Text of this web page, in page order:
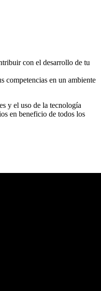
con el desarrollo de tu
competencias en un ambiente
y el uso de la tecnología
en beneficio de todos los